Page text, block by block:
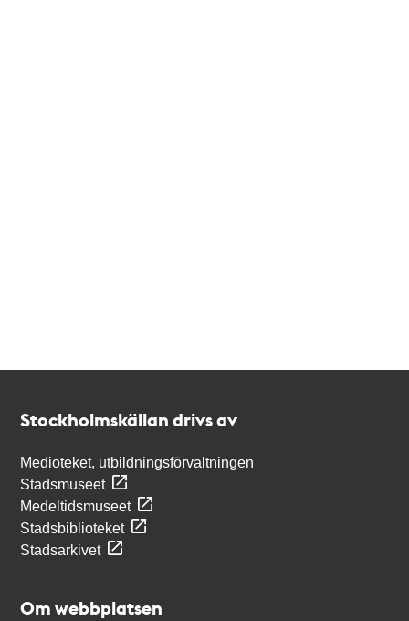
Stockholmskällan drivs av
Medioteket, utbildningsförvaltningen
Stadsmuseet
Medeltidsmuseet
Stadsbiblioteket
Stadsarkivet
Om webbplatsen